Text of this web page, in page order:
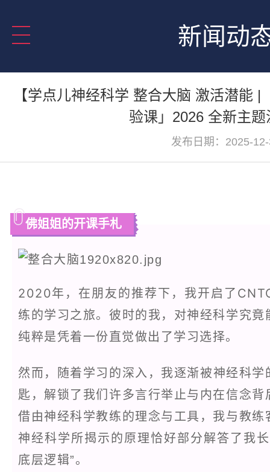
新闻动
【学点儿神经科学 整合大脑 激活潜能
验课」2026 全新主
发布日期：2025-
佛姐姐的开课手札
2020年，在朋友的推荐下，我开启了
练的学习之旅。彼时的我，对神经科学究
纯粹是凭着一份直觉做出了学习选择。
然而，随着学习的深入，我逐渐被神经科
匙，解锁了我们许多言行举止与内在信念
借由神经科学教练的理念与工具，我与教
神经科学所揭示的原理恰好部分解答了我
底层逻辑”。